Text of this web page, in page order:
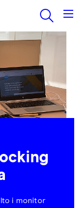
i monitor